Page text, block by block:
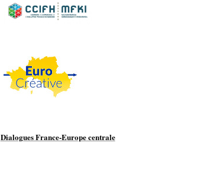
Dialogues France-Europe centrale